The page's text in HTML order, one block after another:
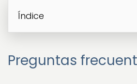
Índice
Preguntas